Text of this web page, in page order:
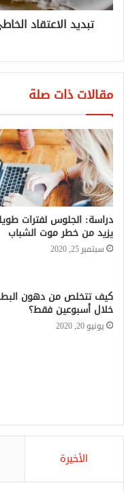
تبديد الاعتقاد
مقالات ذات صلة
دراسة: الجلوس لفترات
يزيد من خطر موت الشباب
سبتمبر 25, 2020
كيف تتخلص من دهون
خلال أسبوعين فقط؟
يونيو 20, 2020
الأخيرة